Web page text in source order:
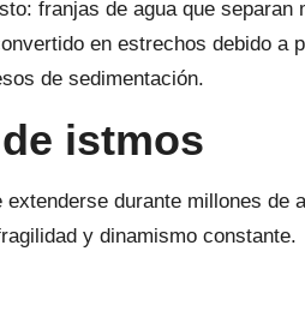
franjas de agua que
en estrechos debido a
de sedimentación.
istmos
durante millones de
y dinamismo constante.